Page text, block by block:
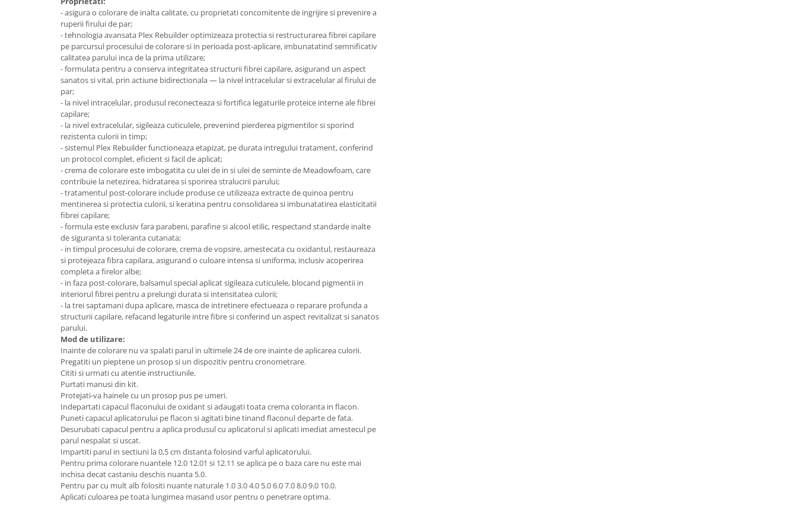
Produse incontinenta
Servetele Umede
- asigura o colorare de inalta calitate, cu proprietati concomitente de ingrijire si prevenire a
ruperii firului de par;
- tehnologia avansata Plex Rebuilder optimizeaza protectia si restructurarea fibrei capilare
pe parcursul procesului de colorare si in perioada post-aplicare, imbunatatind semnificativ
calitatea parului inca de la prima utilizare;
- formulata pentru a conserva integritatea structurii fibrei capilare, asigurand un aspect
sanatos si vital, prin actiune bidirectionala — la nivel intracelular si extracelular al firului de
par;
- la nivel intracelular, produsul reconecteaza si fortifica legaturile proteice interne ale fibrei
capilare;
- la nivel extracelular, sigileaza cuticulele, prevenind pierderea pigmentilor si sporind
rezistenta culorii in timp;
- sistemul Plex Rebuilder functioneaza etapizat, pe durata intregului tratament, conferind
un protocol complet, eficient si facil de aplicat;
- crema de colorare este imbogatita cu ulei de in si ulei de seminte de Meadowfoam, care
contribuie la netezirea, hidratarea si sporirea stralucirii parului;
- tratamentul post-colorare include produse ce utilizeaza extracte de quinoa pentru
mentinerea si protectia culorii, si keratina pentru consolidarea si imbunatatirea elasticitatii
fibrei capilare;
- formula este exclusiv fara parabeni, parafine si alcool etilic, respectand standarde inalte
de siguranta si toleranta cutanata;
- in timpul procesului de colorare, crema de vopsire, amestecata cu oxidantul, restaureaza
si protejeaza fibra capilara, asigurand o culoare intensa si uniforma, inclusiv acoperirea
completa a firelor albe;
- in faza post-colorare, balsamul special aplicat sigileaza cuticulele, blocand pigmentii in
interiorul fibrei pentru a prelungi durata si intensitatea culorii;
- la trei saptamani dupa aplicare, masca de intretinere efectueaza o reparare profunda a
structurii capilare, refacand legaturile intre fibre si conferind un aspect revitalizat si sanatos
parului.
Mod de utilizare:
Inainte de colorare nu va spalati parul in ultimele 24 de ore inainte de aplicarea culorii.
Pregatiti un pieptene un prosop si un dispozitiv pentru cronometrare.
Cititi si urmati cu atentie instructiunile.
Purtati manusi din kit.
Protejati-va hainele cu un prosop pus pe umeri.
Indepartati capacul flaconului de oxidant si adaugati toata crema coloranta in flacon.
Puneti capacul aplicatorului pe flacon si agitati bine tinand flaconul departe de fata.
Desurubati capacul pentru a aplica produsul cu aplicatorul si aplicati imediat amestecul pe
parul nespalat si uscat.
Impartiti parul in sectiuni la 0,5 cm distanta folosind varful aplicatorului.
Pentru prima colorare nuantele 12.0 12.01 si 12.11 se aplica pe o baza care nu este mai
inchisa decat castaniu deschis nuanta 5.0.
Pentru par cu mult alb folositi nuante naturale 1.0 3.0 4.0 5.0 6.0 7.0 8.0 9.0 10.0.
Aplicati culoarea pe toata lungimea masand usor pentru o penetrare optima.